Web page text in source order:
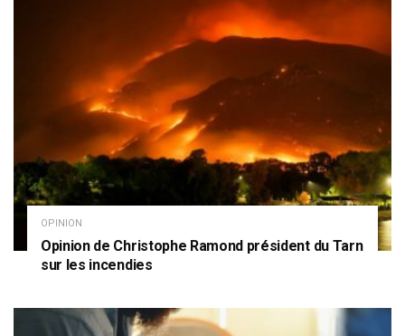
OPINION
Opinion de Christophe Ramond président du Tarn
sur les incendies